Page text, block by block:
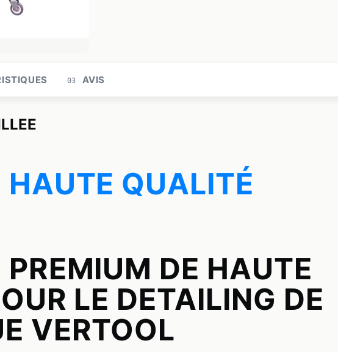
03 AVIS
HAUTE QUALITÉ
PREMIUM DE HAUTE
LE DETAILING DE
VERTOOL